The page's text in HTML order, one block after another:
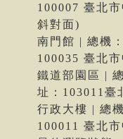
100007 臺北
斜對面)
南門館 | 總機
100035 臺北
鐵道部園區 |
址：103011臺
行政大樓 | 總
100011 臺北